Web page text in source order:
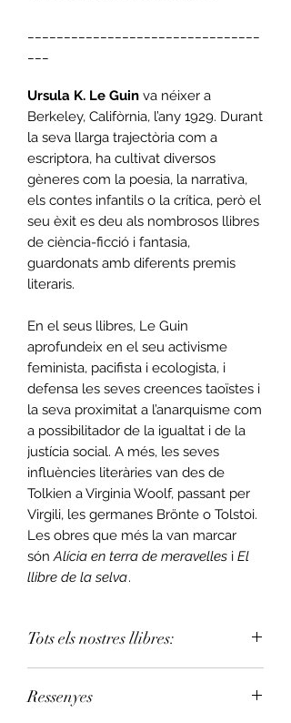
Ursula K. Le Guin va néixer a
Berkeley, Califòrnia, l’any 1929. Durant
la seva llarga trajectòria com a
escriptora, ha cultivat diversos
gèneres com la poesia, la narrativa,
els contes infantils o la crítica, però el
seu èxit es deu als nombrosos llibres
de ciència-ficció i fantasia,
guardonats amb diferents premis
literaris.
En el seus llibres, Le Guin
aprofundeix en el seu activisme
feminista, pacifista i ecologista, i
defensa les seves creences taoïstes i
la seva proximitat a l’anarquisme com
a possibilitador de la igualtat i de la
justícia social. A més, les seves
influències literàries van des de
Tolkien a Virginia Woolf, passant per
Virgili, les germanes Brönte o Tolstoi.
Les obres que més la van marcar
són Alícia en terra de meravelles i El
llibre de la selva.
Tots els nostres llibres:
confiança a la teva
Ressenyes